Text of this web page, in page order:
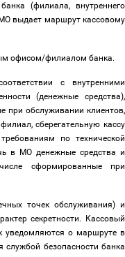
(филиала, внутреннего
выдает маршрут кассовому
офисом/филиалом банка.
с внутренними
(денежные средства),
обслуживании клиентов,
сберегательную кассу
по технической
в МО денежные средства и
сформированные при
точек обслуживания) и
секретности. Кассовый
уведомляются о маршруте в
безопасности банка